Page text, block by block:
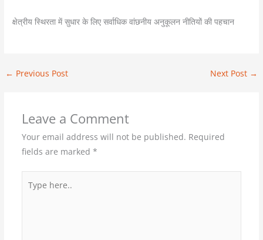
क्षेत्रीय स्थिरता में सुधार के लिए सर्वाधिक वांछनीय अनुकूलन नीतियों की पहचान
← Previous Post Next Post →
Leave a Comment
Your email address will not be published. Required
fields are marked *
here..